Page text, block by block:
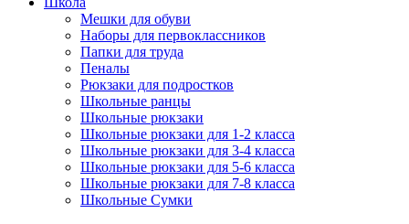
Мешки для обуви
Наборы для первоклассников
Папки для труда
Пеналы
Рюкзаки для подростков
Школьные ранцы
Школьные рюкзаки
Школьные рюкзаки для 1-2 класса
Школьные рюкзаки для 3-4 класса
Школьные рюкзаки для 5-6 класса
Школьные рюкзаки для 7-8 класса
Школьные Сумки